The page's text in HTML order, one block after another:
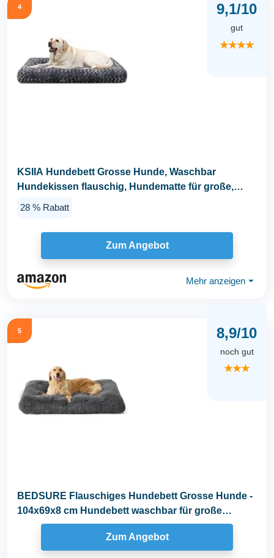
4 9,1/10
gut
★★★★
KSIIA Hundebett Grosse Hunde, Waschbar
Hundekissen flauschig, Hundematte für große,
28 % Rabatt
Zum Angebot
Mehr anzeigen ⏷
5 8,9/10
noch gut
★★★
BEDSURE Flauschiges Hundebett Grosse Hunde -
104x69x8 cm Hundebett waschbar für große
Hunde...
Zum Angebot